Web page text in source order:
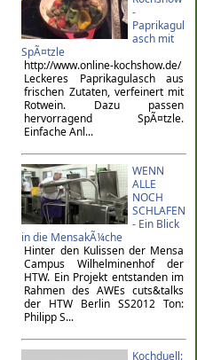
-
Paprikagul
asch mit
SpÃ¤tzle
http://www.online-kochshow.de/
Leckeres Paprikagulasch aus
frischen Zutaten, verfeinert mit
Rotwein. Dazu passen
hervorragend SpÃ¤tzle.
Einfache Anl...
WENN
ALLE
NOCH
SCHLAFEN
- Ein Blick
in die MensakÃ¼che
Hinter den Kulissen der Mensa
Campus Wilhelminenhof der
HTW. Ein Projekt entstanden im
Rahmen des AWEs cuts&talks
der HTW Berlin SS2012 Ton:
Philipp S...
Kochduell: